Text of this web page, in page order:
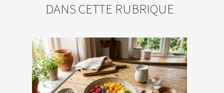
DANS CETTE RUBRIQUE